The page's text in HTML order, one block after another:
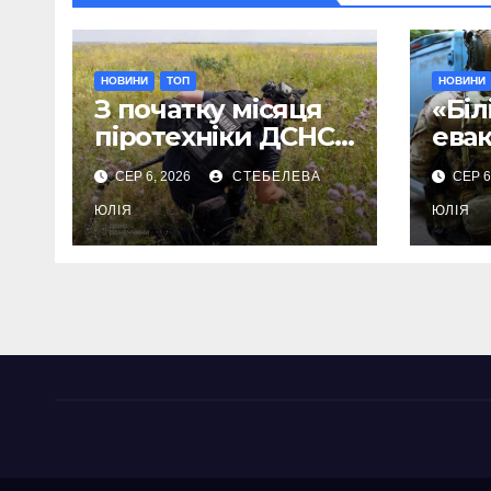
НОВИНИ ТОП
З початку місяця
піротехніки ДСНС
знищили 18
вибухонебезпечни
х предметів
СЕР 6, 2026 СТЕБЕЛЕВА
ЮЛІЯ
НОВИНИ
СЕР
ЮЛІЯ